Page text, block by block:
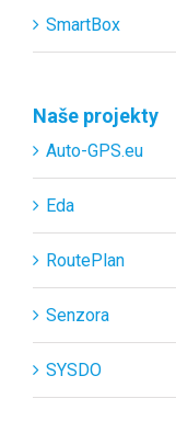
SmartBox
Naše projekty
Auto-GPS.eu
Eda
RoutePlan
Senzora
SYSDO